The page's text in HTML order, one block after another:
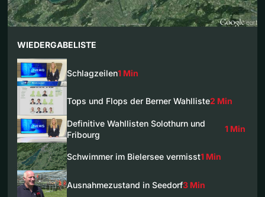
WIEDERGABELISTE
Schlagzeilen1 Min
Tops und Flops der Berner Wahlliste2 Min
Definitive Wahllisten Solothurn und
Fribourg
1 Min
Schwimmer im Bielersee vermisst1 Min
Ausnahmezustand in Seedorf3 Min